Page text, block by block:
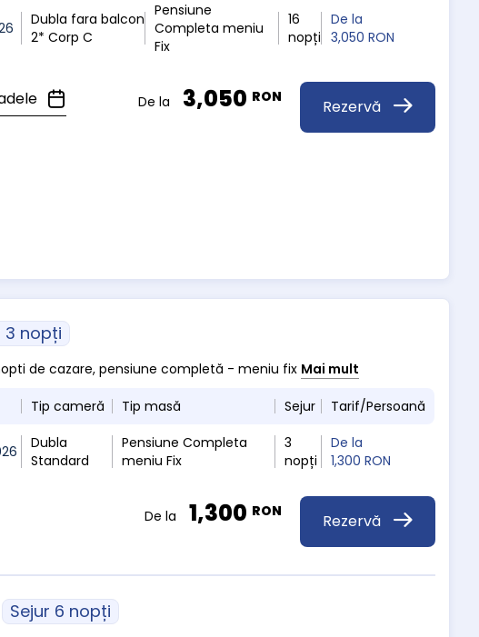
Dubla fara balcon
2* Corp C
Pensiune
Completa meniu
Fix
16
nopți
De la
3,050 RON
Rezervă
De la 3,050 RON
3 nopți
de cazare, pensiune completă - meniu fix Mai mult
Tip cameră Tip masă Sejur Tarif/Persoană
Dubla
Standard
Pensiune Completa
meniu Fix
3
nopți
De la
1,300 RON
Rezervă
De la 1,300 RON
Sejur 6 nopți